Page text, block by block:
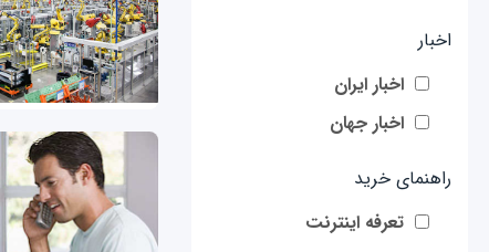
اخبار
اخبار ایران
اخبار جهان
راهنمای خرید
تعرفه اینترنت